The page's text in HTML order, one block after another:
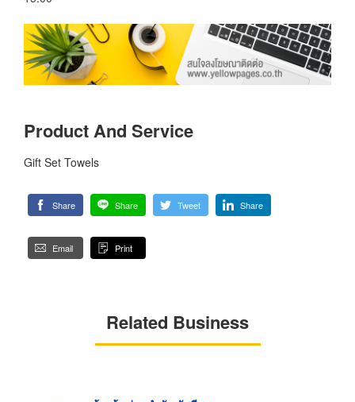
Product And Service
Gift Set Towels
Share Share Tweet Share
Email Print
Related Business